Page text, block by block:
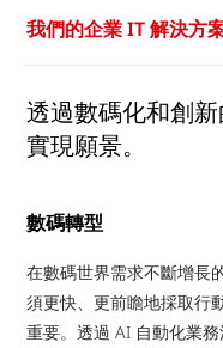
我們的企業 IT 解決方
透過數碼化和創
實現願景。
數碼轉型
在數碼世界需求不斷增長
須更快、更前瞻地採取行
重要。透過 AI 自動化業